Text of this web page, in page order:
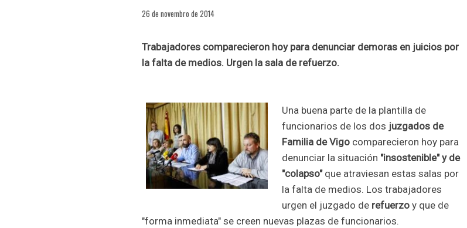
26 de novembro de 2014
Trabajadores comparecieron hoy para denunciar demoras en juicios por
la falta de medios. Urgen la sala de refuerzo.
Una buena parte de la plantilla de
funcionarios de los dos juzgados de
Familia de Vigo comparecieron hoy para
denunciar la situación "insostenible" y de
"colapso"que atraviesan estas salas por
la falta de medios. Los trabajadores
urgen el juzgado de refuerzo y que de
"forma inmediata" se creen nuevas plazas de funcionarios.